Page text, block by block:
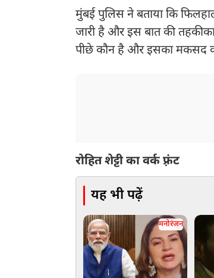
मुंबई पुलिस ने बताया कि
जारी है और इस बात की
पीछे कौन है और इसका मकसद
रोहित शेट्टी का वर्क फ़्रंट
यह भी पढ़ें
मनोरंजन